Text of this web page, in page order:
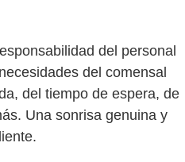
del personal
del comensal
del tiempo de espera, de
Una sonrisa genuina y